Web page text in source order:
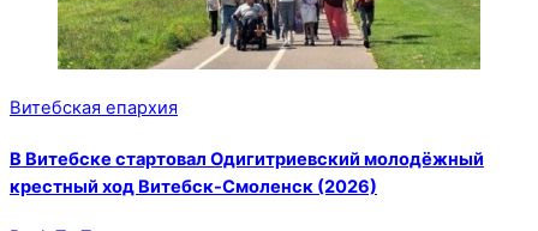
Витебская епархия
В Витебске стартовал Одигитриевский молодёжный
крестный ход Витебск-Смоленск (2026)